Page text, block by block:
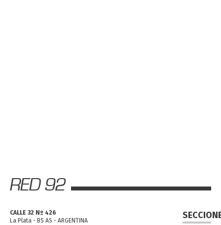
CALLE 32 Nº 426
La Plata - BS AS - ARGENTINA